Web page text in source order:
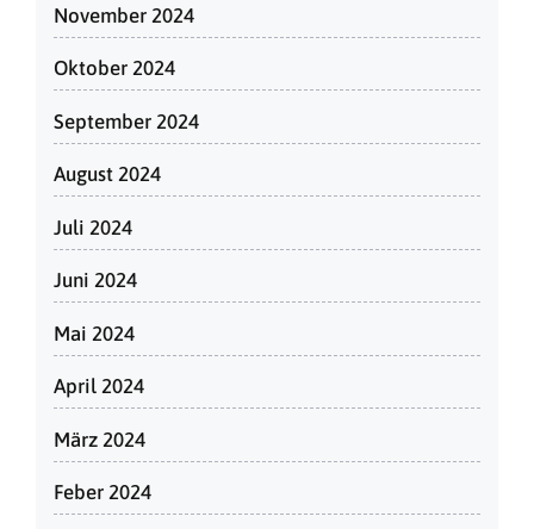
November 2024
Oktober 2024
September 2024
August 2024
Juli 2024
Juni 2024
Mai 2024
April 2024
März 2024
Feber 2024